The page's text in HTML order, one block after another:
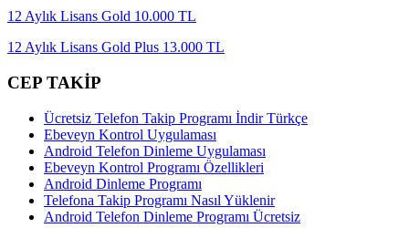
12 Aylık Lisans Gold 10.000 TL
12 Aylık Lisans Gold Plus 13.000 TL
CEP TAKİP
Ücretsiz Telefon Takip Programı İndir Türkçe
Ebeveyn Kontrol Uygulaması
Android Telefon Dinleme Uygulaması
Ebeveyn Kontrol Programı Özellikleri
Android Dinleme Programı
Telefona Takip Programı Nasıl Yüklenir
Android Telefon Dinleme Programı Ücretsiz